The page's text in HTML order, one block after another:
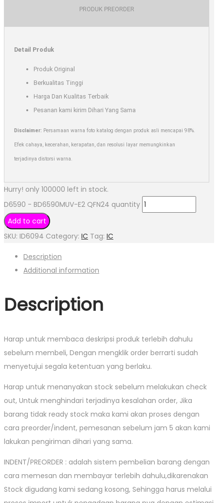
PRODUK PREORDER
Detail Produk
Produk Original
Berkualitas Tinggi
Harga Dan Kualitas Terbaik
Pesanan kami kirim Dihari Yang Sama
Disclaimer: Persamaan warna foto katalog dengan produk asli mencapai 98%.
Efek cahaya, kecerahan, kerapatan, dan resolusi layar memungkinkan
terjadinya distorsi warna.
Hurry! only 100000 left in stock.
D6590 - BD6590MUV-E2 QFN24 quantity
Add to cart
SKU: ID6094 Category: IC Tag: IC
Description
Additional information
Description
Harap untuk membaca deskripsi produk terlebih dahulu
sebelum membeli, Dengan mengklik order berrarti sudah
menyetujui segala ketentuan yang berlaku.
Harap untuk menanyakan stock sebelum melakukan check
out, Untuk menghindari terjadinya kesalahan order, Jika
barang tidak ready stock maka kami akan proses dengan
cara preorder/indent, pemesanan sebelum jam 5 akan kami
lakukan pengiriman dihari yang sama.
INDENT/PREORDER : adalah sistem pembelian barang dengan
cara memesan dan membayar terlebih dahulu,dikarenakan
Stock digudang kami sedang kosong, Sehingga harus melalui